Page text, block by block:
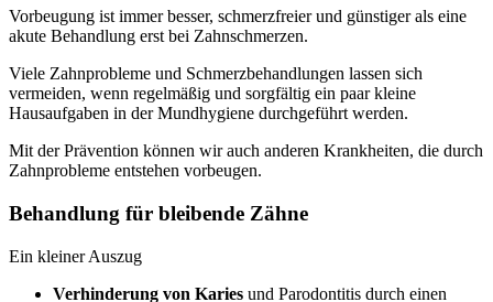
Vorbeugung ist immer besser, schmerzfreier und günstiger als eine
akute Behandlung erst bei Zahnschmerzen.
Viele Zahnprobleme und Schmerzbehandlungen lassen sich
vermeiden, wenn regelmäßig und sorgfältig ein paar kleine
Hausaufgaben in der Mundhygiene durchgeführt werden.
Mit der Prävention können wir auch anderen Krankheiten, die durch
Zahnprobleme entstehen vorbeugen.
Behandlung für bleibende Zähne
Ein kleiner Auszug
Verhinderung von Karies und Parodontitis durch einen